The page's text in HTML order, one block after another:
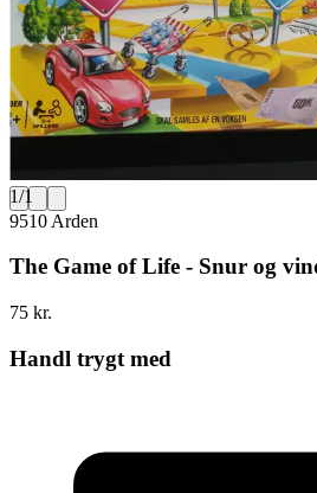
1/1
9510 Arden
The Game of Life - Snur og
75 kr.
Handl trygt med